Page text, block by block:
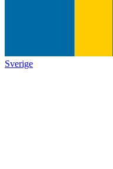
Sverige